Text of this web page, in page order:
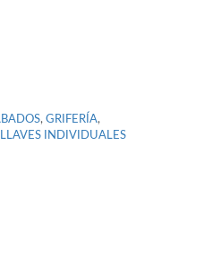
, GRIFERÍA,
INDIVIDUALES